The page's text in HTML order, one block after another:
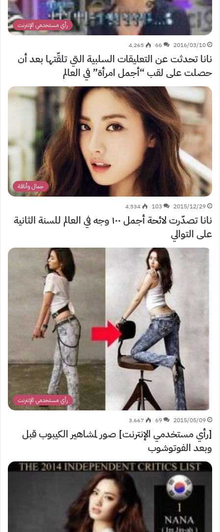
رأي مستخدمي الإنترنت
2016/03/10
66 4٬265
نانا تحدثت عن التعليقات السلبية التي تلقّتها بعد أن
حصلت على لقب “أجمل امرأة” في العالم
جمال وأناقة
2015/12/29
103 4٬534
نانا تصدّرت لائحة أجمل ١٠٠ وجه في العالم للسنة الثانية
على التوالي
رأي مستخدمي الإنترنت
2015/05/09
69 3٬667
[رأي مستخدمي الإنترنت] صور لمشاهير الكيبوب قبل
وبعد الفوتوشوب